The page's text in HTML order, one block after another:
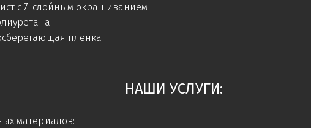
с 7-слойным окрашиванием
пленка
НАШИ УСЛУГИ:
материалов: